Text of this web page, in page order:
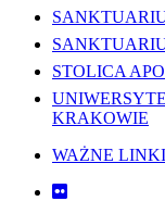
STOLICA
KRAKOWIE
WAŻNE LINKI